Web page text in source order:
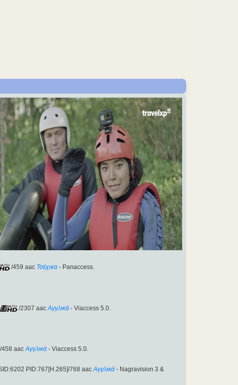
/459 aac Τσέχικα - Panaccess.
/2307 aac Αγγλικά - Viaccess 5.0.
458 aac Αγγλικά - Viaccess 5.0.
PID:767[H.265]/768 aac Αγγλικά - Nagravision 3 &